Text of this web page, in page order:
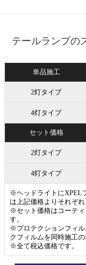
テールランプの
単品施工
2灯タイプ
4灯タイプ
セット価格
2灯タイプ
4灯タイプ
※ヘッドライトにXPEL
は上記価格よりそれぞれ
※セット価格はコーティ
す。
※プロテクションフィ
クフィルムを同時施工
※全て税込価格です。